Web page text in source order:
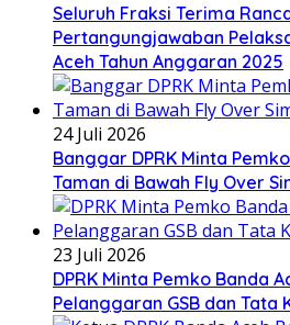
Seluruh Fraksi Terima
Pertangungjawaban
Aceh Tahun Anggaran 2025
24 Juli 2026
Banggar DPRK Minta
Taman di Bawah Fly Over
23 Juli 2026
DPRK Minta Pemko Banda
Pelanggaran GSB dan Tata